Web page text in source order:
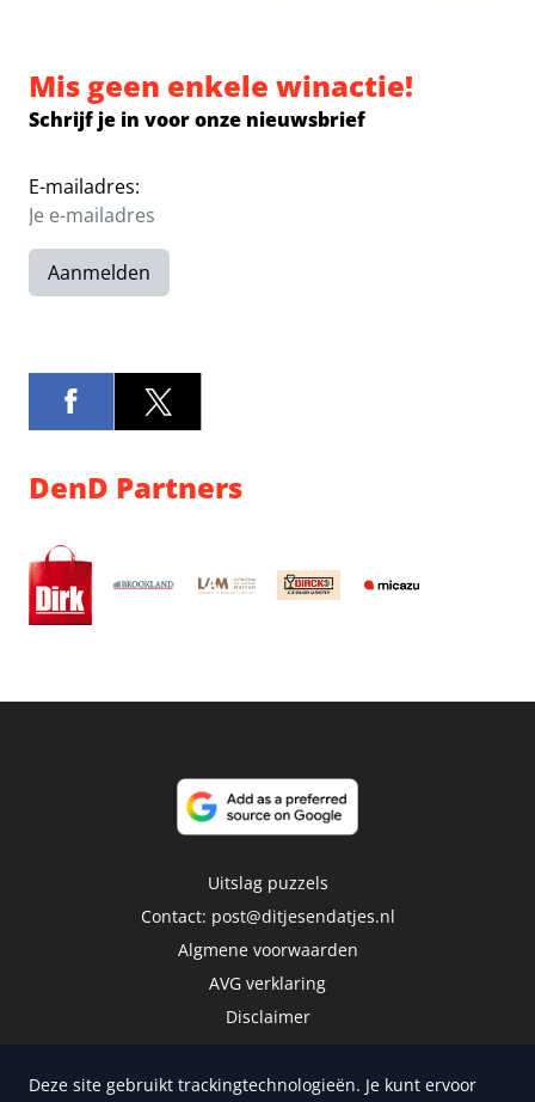
Mis geen enkele winactie!
Schrijf je in voor onze nieuwsbrief
E-mailadres:
Aanmelden
DenD Partners
Uitslag puzzels
Contact: post@ditjesendatjes.nl
Algmene voorwaarden
AVG verklaring
Disclaimer
Deze site gebruikt trackingtechnologieën. Je kunt ervoor